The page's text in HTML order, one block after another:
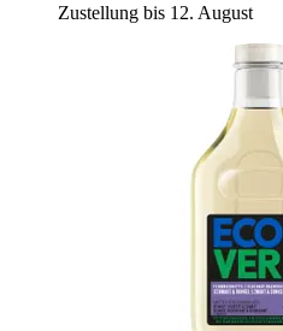
Zustellung bis 12. August